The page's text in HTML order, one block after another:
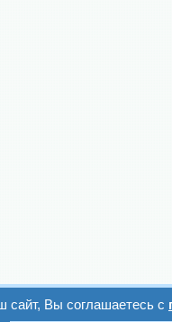
сайт, Вы соглашаетесь с